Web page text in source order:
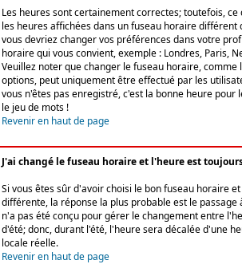
Les heures sont certainement correctes; toutefois, ce
les heures affichées dans un fuseau horaire différent
vous devriez changer vos préférences dans votre
horaire qui vous convient, exemple : Londres, Paris,
Veuillez noter que changer le fuseau horaire, comme
options, peut uniquement être effectué par les
vous n'êtes pas enregistré, c'est la bonne heure pour
le jeu de mots !
Revenir en haut de page
J'ai changé le fuseau horaire et l'heure est
Si vous êtes sûr d'avoir choisi le bon fuseau horaire
différente, la réponse la plus probable est le passage
n'a pas été conçu pour gérer le changement entre
d'été; donc, durant l'été, l'heure sera décalée d'une
locale réelle.
Revenir en haut de page